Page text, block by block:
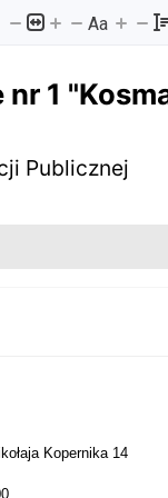
Aa
1
Publicznej
Kopernika 14